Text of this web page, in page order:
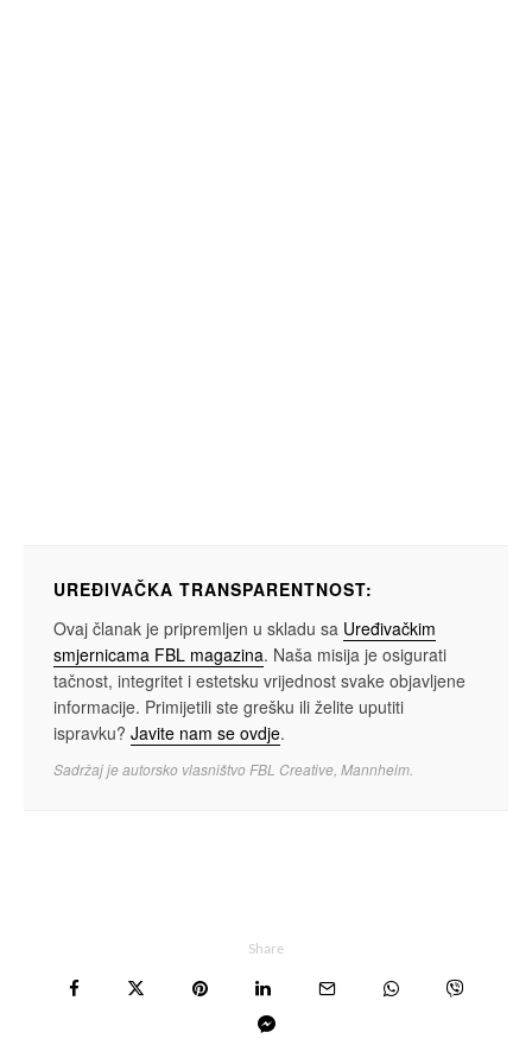
UREĐIVAČKA TRANSPARENTNOST:
Ovaj članak je pripremljen u skladu sa Uređivačkim
smjernicama FBL magazina. Naša misija je osigurati
tačnost, integritet i estetsku vrijednost svake objavljene
informacije. Primijetili ste grešku ili želite uputiti
ispravku? Javite nam se ovdje.
Sadržaj je autorsko vlasništvo FBL Creative, Mannheim.
Share